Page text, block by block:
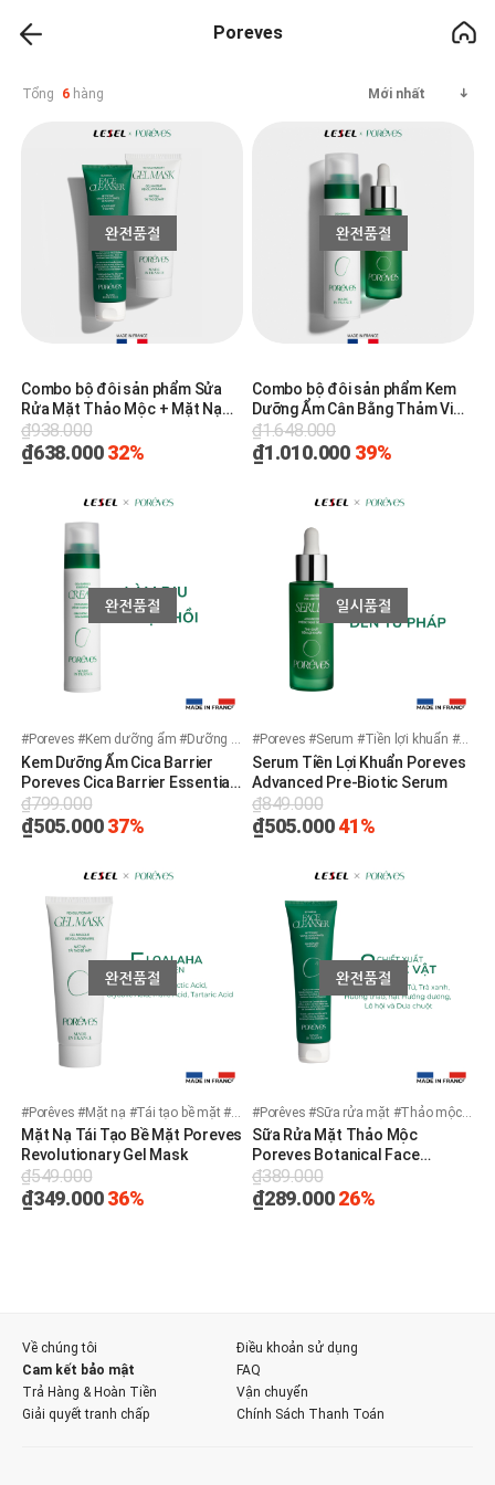
Poreves
Tổng 6 hàng Mới nhất
Combo bộ đôi sản phẩm Sửa
Rửa Mặt Thảo Mộc + Mặt Nạ
Tái Tạo Bề Mặt Làm Dịu Da
Poreves
₫938.000
₫638.000 32%
Combo bộ đôi sản phẩm Kem
Dưỡng Ẩm Cân Bằng Thảm Vi
Sinh + Tinh Chất Tiền Lợi Khuẩn
Poreves
₫1.648.000
₫1.010.000 39%
#Poreves #Kem dưỡng ẩm #Dưỡng ẩm hằng ngày #Làm mềm #Khóa ẩm
Kem Dưỡng Ẩm Cica Barrier
Poreves Cica Barrier Essential
Cream
₫799.000
₫505.000 37%
#Poreves #Serum #Tiền lợi khuẩn #Tinh chất
Serum Tiền Lợi Khuẩn Poreves
Advanced Pre-Biotic Serum
₫849.000
₫505.000 41%
#Porêves #Mặt nạ #Tái tạo bề mặt #Dạng gel #Dịu da
Mặt Nạ Tái Tạo Bề Mặt Poreves
Revolutionary Gel Mask
₫549.000
₫349.000 36%
#Porêves #Sữa rửa mặt #Thảo mộc #Mỹ phẩm thuần chay #Mỹ phẩm Việt Nam
Sữa Rửa Mặt Thảo Mộc
Poreves Botanical Face
Cleanser
₫389.000
₫289.000 26%
Về chúng tôi
Điều khoản sử dụng
Cam kết bảo mật
FAQ
Trả Hàng & Hoàn Tiền
Vận chuyển
Giải quyết tranh chấp
Chính Sách Thanh Toán